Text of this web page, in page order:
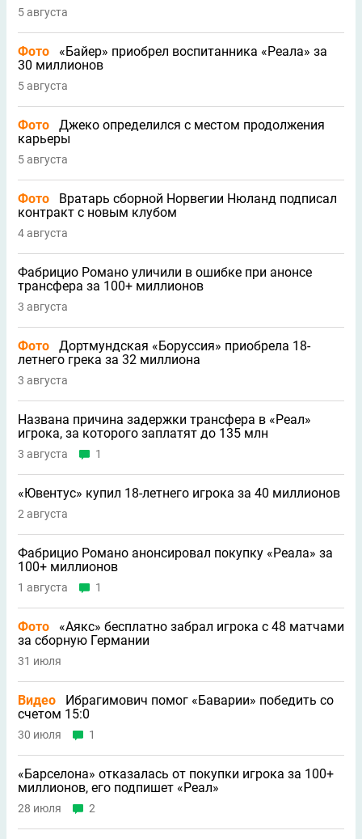
5 августа
Фото
«Байер» приобрел воспитанника «Реала» за
30 миллионов
5 августа
Фото
Джеко определился с местом продолжения
карьеры
5 августа
Фото
Вратарь сборной Норвегии Нюланд подписал
контракт с новым клубом
4 августа
Фабрицио Романо уличили в ошибке при анонсе
трансфера за 100+ миллионов
3 августа
Фото
Дортмундская «Боруссия» приобрела 18-
летнего грека за 32 миллиона
3 августа
Названа причина задержки трансфера в «Реал»
игрока, за которого заплатят до 135 млн
3 августа 1
«Ювентус» купил 18-летнего игрока за 40 миллионов
2 августа
Фабрицио Романо анонсировал покупку «Реала» за
100+ миллионов
1 августа 1
Фото
«Аякс» бесплатно забрал игрока с 48 матчами
за сборную Германии
31 июля
Видео
Ибрагимович помог «Баварии» победить со
счетом 15:0
30 июля 1
«Барселона» отказалась от покупки игрока за 100+
миллионов, его подпишет «Реал»
28 июля 2